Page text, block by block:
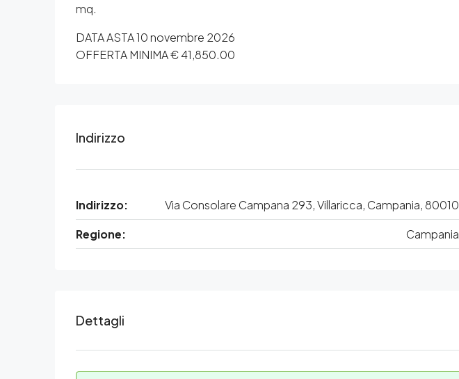
mq.
DATA ASTA 10 novembre 2026
OFFERTA MINIMA € 41,850.00
Indirizzo
Indirizzo: Via Consolare Campana 293, Villaricca, Campania, 80010
Regione:
Campania
Dettagli